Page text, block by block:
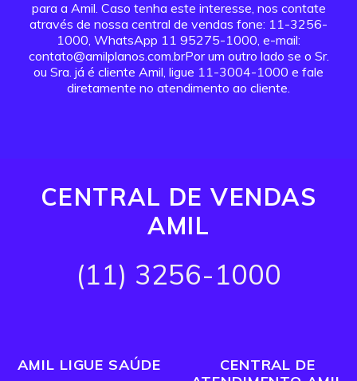
para a Amil. Caso tenha este interesse, nos contate
através de nossa central de vendas fone: 11-3256-
1000, WhatsApp 11 95275-1000, e-mail:
contato@amilplanos.com.brPor um outro lado se o Sr.
ou Sra. já é cliente Amil, ligue 11-3004-1000 e fale
diretamente no atendimento ao cliente.
CENTRAL DE VENDAS
AMIL
(11) 3256-1000
AMIL LIGUE SAÚDE
CENTRAL DE